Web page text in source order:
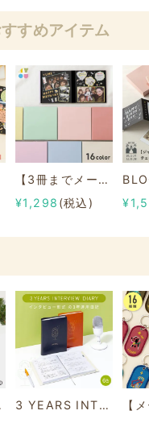
すめアイテム
【3冊までメール便可】4YOU カラーアルバム 寄せ書き 部活 誕生日
¥1,298 (税込)
柄
3 YEARS INTERVIEW DIARY